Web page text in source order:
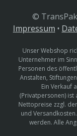
©
Impressum •
Unser Webshop
Unternehmer im
Personen des
Anstalten,
Ein Verkauf
(Privatpersonen) ist
Nettopreise zzgl.
und
werden. Alle